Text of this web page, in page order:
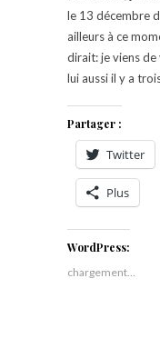
le 13 décembre
ailleurs à ce
dirait: je viens
lui aussi il y a
Partager :
Twitter
Plus
WordPress:
chargement…